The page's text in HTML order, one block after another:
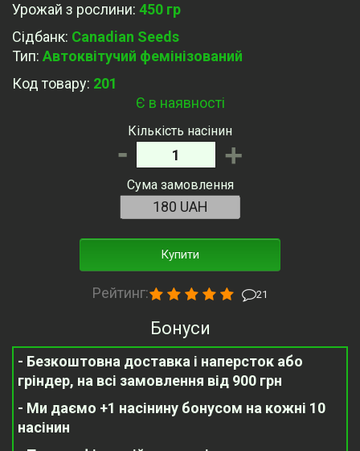
Урожай з рослини: 450 гр
Сідбанк: Canadian Seeds
Тип: Автоквітучий фемінізований
Код товару: 201
Є в наявності
Кількість насінин
- +
Сума замовлення
Купити
Рейтинг: 21
Бонуси
- Безкоштовна доставка і наперсток або
гріндер, на всі замовлення від 900 грн
- Ми даємо +1 насінину бонусом на кожні 10
насінин